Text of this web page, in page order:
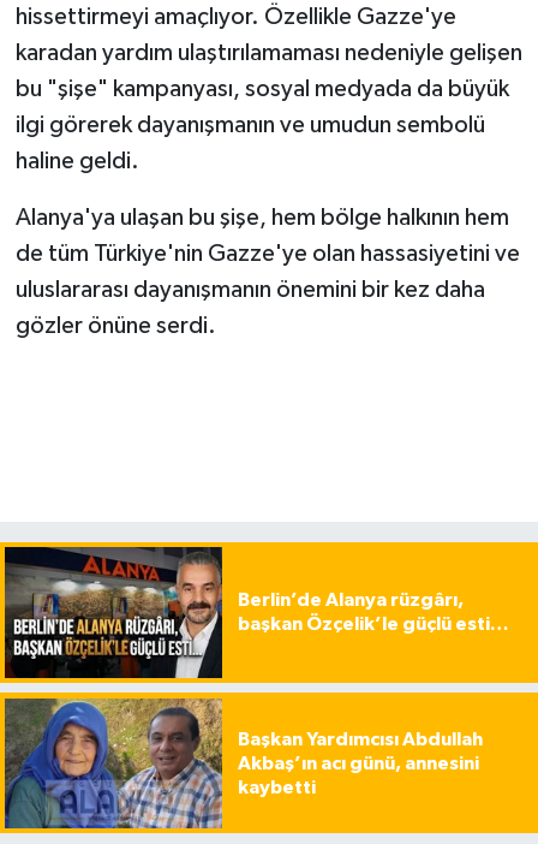
hissettirmeyi amaçlıyor. Özellikle Gazze'ye
karadan yardım ulaştırılamaması nedeniyle gelişen
bu "şişe" kampanyası, sosyal medyada da büyük
ilgi görerek dayanışmanın ve umudun sembolü
haline geldi.
Alanya'ya ulaşan bu şişe, hem bölge halkının hem
de tüm Türkiye'nin Gazze'ye olan hassasiyetini ve
uluslararası dayanışmanın önemini bir kez daha
gözler önüne serdi.
Berlin’de Alanya rüzgârı,
başkan Özçelik’le güçlü esti…
Başkan Yardımcısı Abdullah
Akbaş’ın acı günü, annesini
kaybetti